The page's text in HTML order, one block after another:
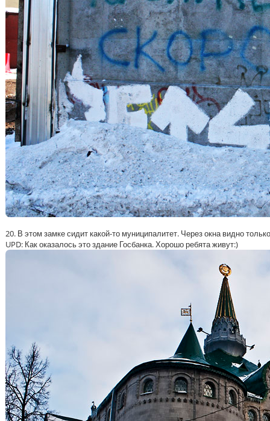
20. В этом замке сидит какой-то муниципалитет. Через окна видно
UPD: Как оказалось это здание Госбанка. Хорошо ребята живут:)